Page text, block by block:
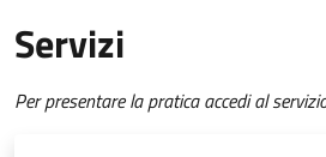
Servizi
Per presentare la pratica accedi al